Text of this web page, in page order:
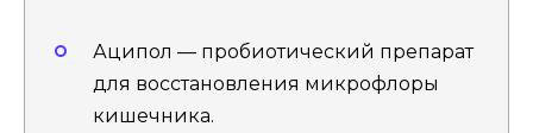
Аципол — пробиотический препарат
для восстановления микрофлоры
кишечника.